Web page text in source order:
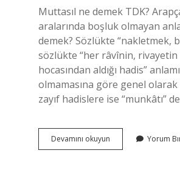
Muttasıl ne demek TDK?
aralarında boşluk olmayan
demek? Sözlükte “nakletmek,
sözlükte “her râvînin,
hocasından aldığı hadis”
olmamasına göre genel olarak
Devamını okuyun Muhtasıl
Ne
Yorum